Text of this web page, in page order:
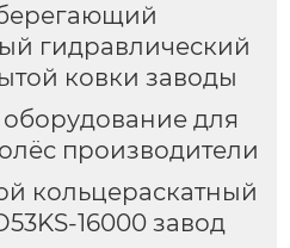
гидравлический
ковки заводы
для
производители
кольцераскатный
16000 завод